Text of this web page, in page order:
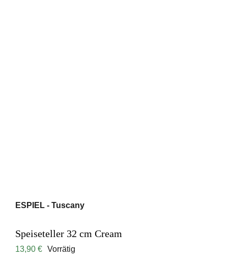
ESPIEL - Tuscany
Speiseteller 32 cm Cream
13,90 € Vorrätig